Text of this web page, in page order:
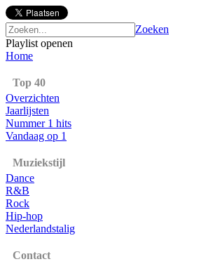
Zoeken
Playlist openen
Home
Top 40
Overzichten
Jaarlijsten
Nummer 1 hits
Vandaag op 1
Muziekstijl
Dance
R&B
Rock
Hip-hop
Nederlandstalig
Contact